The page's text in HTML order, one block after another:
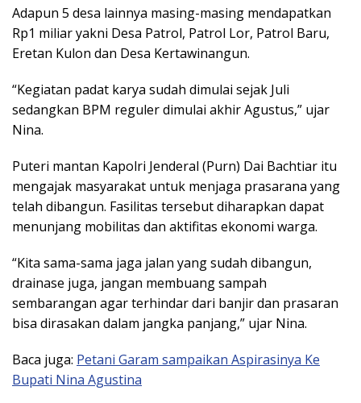
Adapun 5 desa lainnya masing-masing mendapatkan
Rp1 miliar yakni Desa Patrol, Patrol Lor, Patrol Baru,
Eretan Kulon dan Desa Kertawinangun.
“Kegiatan padat karya sudah dimulai sejak Juli
sedangkan BPM reguler dimulai akhir Agustus,” ujar
Nina.
Puteri mantan Kapolri Jenderal (Purn) Dai Bachtiar itu
mengajak masyarakat untuk menjaga prasarana yang
telah dibangun. Fasilitas tersebut diharapkan dapat
menunjang mobilitas dan aktifitas ekonomi warga.
“Kita sama-sama jaga jalan yang sudah dibangun,
drainase juga, jangan membuang sampah
sembarangan agar terhindar dari banjir dan prasaran
bisa dirasakan dalam jangka panjang,” ujar Nina.
Baca juga: Petani Garam sampaikan Aspirasinya Ke
Bupati Nina Agustina